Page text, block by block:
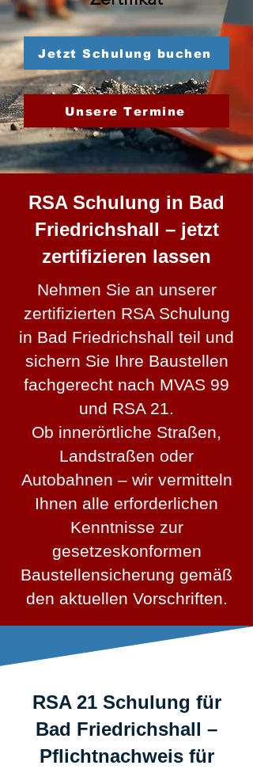
Jetzt Schulung buchen
Unsere Termine
RSA Schulung in Bad
Friedrichshall – jetzt
zertifizieren lassen
Nehmen Sie an unserer
zertifizierten RSA Schulung
in Bad Friedrichshall teil und
sichern Sie Ihre Baustellen
fachgerecht nach MVAS 99
und RSA 21.
Ob innerörtliche Straßen,
Landstraßen oder
Autobahnen – wir vermitteln
Ihnen alle erforderlichen
Kenntnisse zur
gesetzeskonformen
Baustellensicherung gemäß
den aktuellen Vorschriften.
RSA 21 Schulung für
Bad Friedrichshall –
Pflichtnachweis für